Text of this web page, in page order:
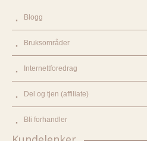
Blogg
Bruksområder
Internettforedrag
Del og tjen (affiliate)
Bli forhandler